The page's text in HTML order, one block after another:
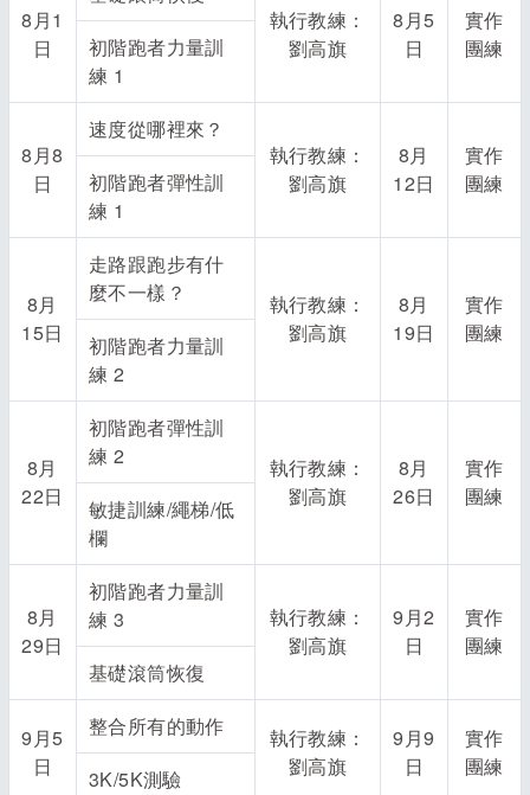
8月1
日
執行教練：
劉高旗
8月5
日
實作
團練
初階跑者力量訓
練 1
8月8
日
速度從哪裡來？
執行教練：
劉高旗
8月
12日
實作
團練
初階跑者彈性訓
練 1
8月
15日
走路跟跑步有什
麼不一樣？
執行教練：
劉高旗
8月
19日
實作
團練
初階跑者力量訓
練 2
8月
22日
初階跑者彈性訓
練 2
執行教練：
劉高旗
8月
26日
實作
團練
敏捷訓練/繩梯/低
欄
8月
29日
初階跑者力量訓
練 3
執行教練：
劉高旗
9月2
日
實作
團練
基礎滾筒恢復
9月5
日
整合所有的動作
執行教練：
劉高旗
9月9
日
實作
團練
3K/5K測驗